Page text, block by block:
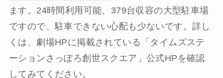
ます。24時間利用可能、379台収容の大型駐車場
ですので、駐車できない心配も少ないです。詳し
くは、劇場HPに掲載されている「タイムズステ
ーションさっぽろ創世スクエア」公式HPを確認
してみてください。